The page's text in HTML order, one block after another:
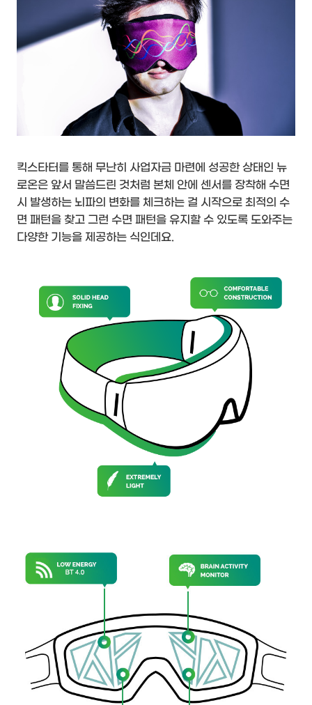
킥스타터를 통해 무난히 사업자금 마련에 성공한 상태인 뉴
로온은 앞서 말씀드린 것처럼 본체 안에 센서를 장착해 수면
시 발생하는 뇌파의 변화를 체크하는 걸 시작으로 최적의 수
면 패턴을 찾고 그런 수면 패턴을 유지할 수 있도록 도와주는
다양한 기능을 제공하는 식인데요.